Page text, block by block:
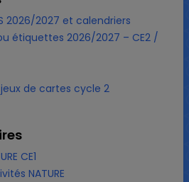
2026/2027 et calendriers
étiquettes 2026/2027 – CE2 /
de cartes cycle 2
CE1
NATURE